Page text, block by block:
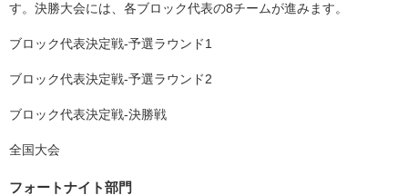
す。決勝大会には、各ブロック代表の8チームが進みます。
ブロック代表決定戦-予選ラウンド1
ブロック代表決定戦-予選ラウンド2
ブロック代表決定戦-決勝戦
全国⼤会
フォートナイト部門